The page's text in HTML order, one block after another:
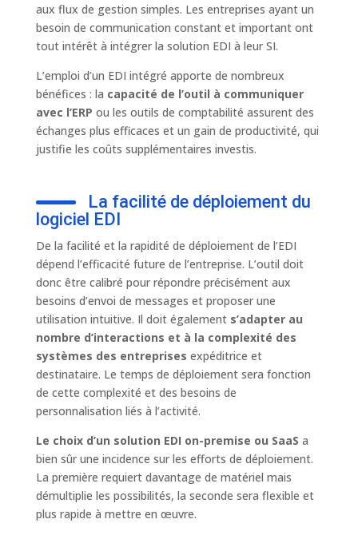
aux flux de gestion simples. Les entreprises ayant un
besoin de communication constant et important ont
tout intérêt à intégrer la solution EDI à leur SI.
L’emploi d’un EDI intégré apporte de nombreux
bénéfices : la capacité de l’outil à communiquer
avec l’ERP ou les outils de comptabilité assurent des
échanges plus efficaces et un gain de productivité, qui
justifie les coûts supplémentaires investis.
La facilité de déploiement du
logiciel EDI
De la facilité et la rapidité de déploiement de l’EDI
dépend l’efficacité future de l’entreprise. L’outil doit
donc être calibré pour répondre précisément aux
besoins d’envoi de messages et proposer une
utilisation intuitive. Il doit également s’adapter au
nombre d’interactions et à la complexité des
systèmes des entreprises expéditrice et
destinataire. Le temps de déploiement sera fonction
de cette complexité et des besoins de
personnalisation liés à l’activité.
Le choix d’un solution EDI on-premise ou SaaS a
bien sûr une incidence sur les efforts de déploiement.
La première requiert davantage de matériel mais
démultiplie les possibilités, la seconde sera flexible et
plus rapide à mettre en œuvre.